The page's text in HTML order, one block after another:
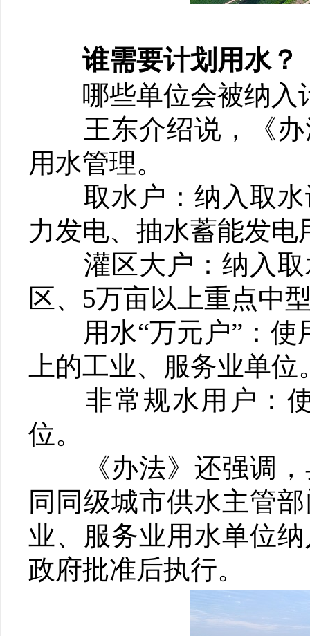
谁需要计划用水？
哪些单位会被纳入
王东介绍说，《办
用水管理。
取水户：纳入取水
力发电、抽水蓄能发电
灌区大户：纳入取
区、5万亩以上重点中
用水“万元户”：使
上的工业、服务业单位
非常规水用户：使
位。
《办法》还强调，
同同级城市供水主管
业、服务业用水单位
政府批准后执行。